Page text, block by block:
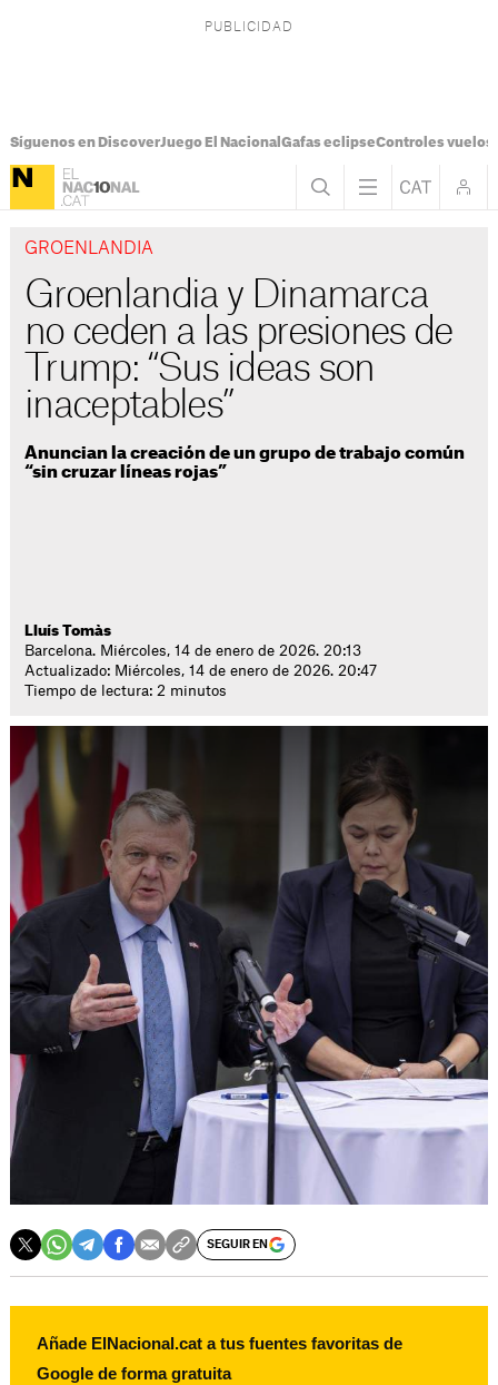
Síguenos en DiscoverJuego El Nacional Gafas eclipseControles vuelos
GROENLANDIA
Groenlandia y Dinamarca
no ceden a las presiones de
Trump: “Sus ideas son
inaceptables”
Anuncian la creación de un grupo de trabajo común
“sin cruzar líneas rojas”
Lluís Tomàs
Barcelona. Miércoles, 14 de enero de 2026. 20:13
Actualizado: Miércoles, 14 de enero de 2026. 20:47
Tiempo de lectura: 2 minutos
SEGUIR EN
Añade ElNacional.cat a tus fuentes favoritas de
Google de forma gratuita